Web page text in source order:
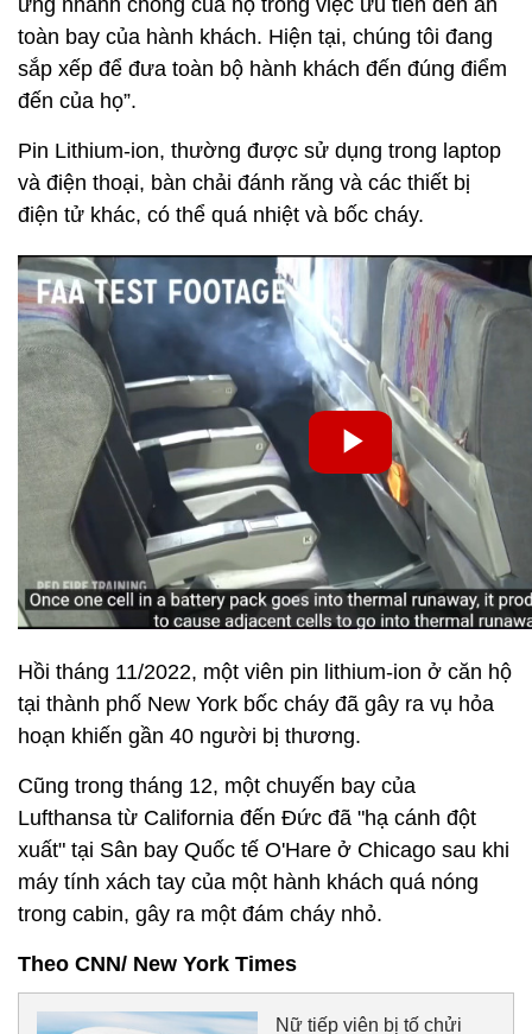
ứng nhanh chóng của họ trong việc ưu tiên đến an
toàn bay của hành khách. Hiện tại, chúng tôi đang
sắp xếp để đưa toàn bộ hành khách đến đúng điểm
đến của họ”.
Pin Lithium-ion, thường được sử dụng trong laptop
và điện thoại, bàn chải đánh răng và các thiết bị
điện tử khác, có thể quá nhiệt và bốc cháy.
Hồi tháng 11/2022, một viên pin lithium-ion ở căn hộ
tại thành phố New York bốc cháy đã gây ra vụ hỏa
hoạn khiến gần 40 người bị thương.
Cũng trong tháng 12, một chuyến bay của
Lufthansa từ California đến Đức đã "hạ cánh đột
xuất" tại Sân bay Quốc tế O'Hare ở Chicago sau khi
máy tính xách tay của một hành khách quá nóng
trong cabin, gây ra một đám cháy nhỏ.
Theo CNN/ New York Times
Nữ tiếp viên bị tố chửi